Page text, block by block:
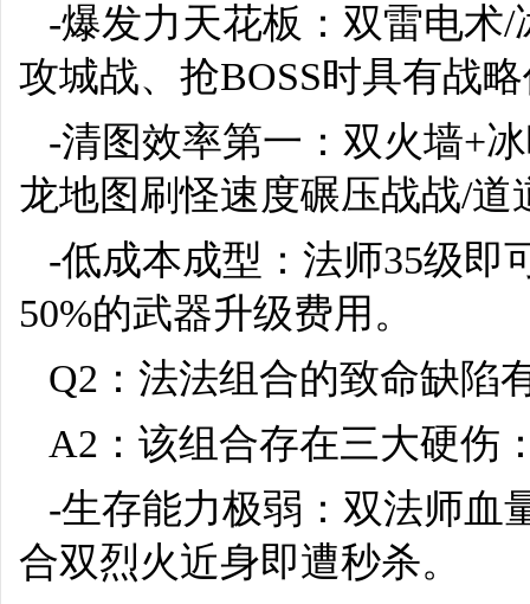
-爆发力天花板：双雷电术
攻城战、抢BOSS时具有战
-清图效率第一：双火墙+
龙地图刷怪速度碾压战战/道
-低成本成型：法师35级即
50%的武器升级费用。
Q2：法法组合的致命缺陷
A2：该组合存在三大硬伤
-生存能力极弱：双法师血
合双烈火近身即遭秒杀。